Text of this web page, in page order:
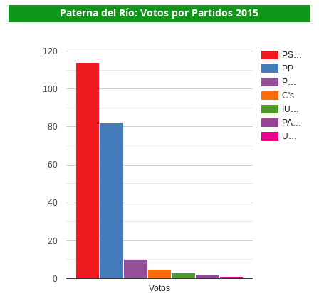
Paterna del Río: Votos por Partidos 2015
PS…
PP
P…
C's
IU…
PA…
U…
Votos
0
20
40
60
80
100
120